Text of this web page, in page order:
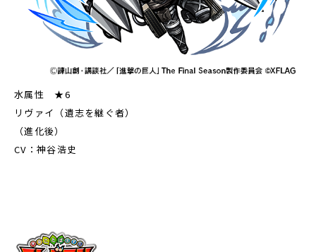
水属性 ★6
リヴァイ（遺志を継ぐ者）
（進化後）
CV：神谷浩史